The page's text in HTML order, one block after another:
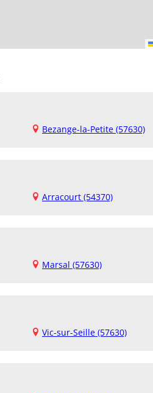
Bezange-la-Petite (57630)
Arracourt (54370)
Marsal (57630)
Vic-sur-Seille (57630)